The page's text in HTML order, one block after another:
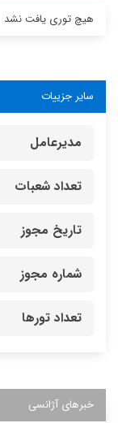
هیچ توری یافت نشد
سایر جزییات
مدیرعامل
تعداد شعبات
تاریخ مجوز
شماره مجوز
تعداد تورها
خبرهای آژانسی